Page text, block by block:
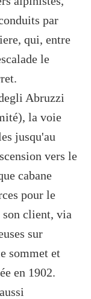
par
qui, entre
le
Abruzzi
la voie
jusqu'au
vers le
cabane
pour le
son client, via
sur
sommet et
en 1902.